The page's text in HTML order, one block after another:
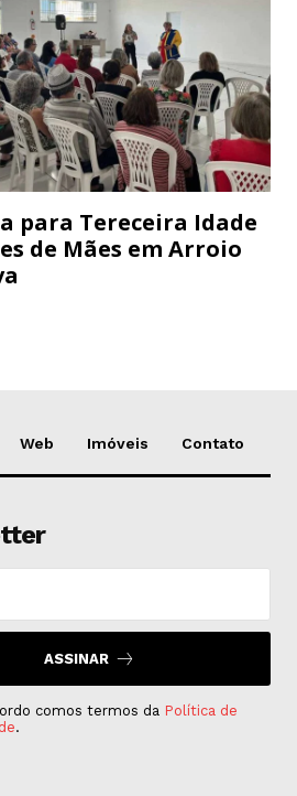
para Tereceira Idade
de Mães em Arroio
Web Imóveis Contato
ASSINAR
comos termos da Política de
.